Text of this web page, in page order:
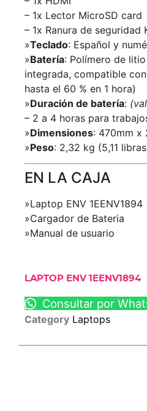
– 1x Lector MicroSD card
– 1x Ranura de seguridad
»Teclado: Español y
»Batería: Polímero de
integrada, compatible
hasta el 60 % en 1 hora)
»Duración de batería:
– 2 a 4 horas para
»Dimensiones: 470mm x
»Peso: 2,32 kg (5,11
EN LA CAJA
»Laptop ENV 1EENV1894
»Cargador de Bateria
»Manual de usuario
LAPTOP ENV 1EENV1894
Consultar por
Category Laptops